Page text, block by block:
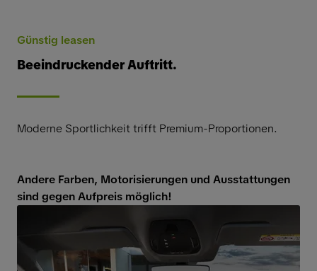
Günstig leasen
Beeindruckender Auftritt.
Moderne Sportlichkeit trifft Premium-Proportionen.
Andere Farben, Motorisierungen und Ausstattungen
sind gegen Aufpreis möglich!